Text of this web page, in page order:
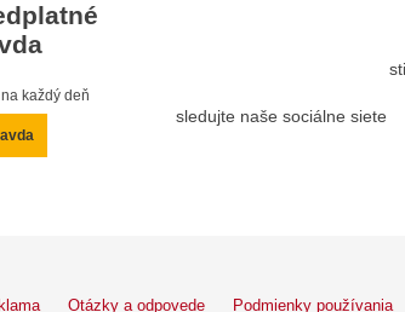
každý deň
sledujte naše sociálne siete
Otázky a odpovede Podmienky používania